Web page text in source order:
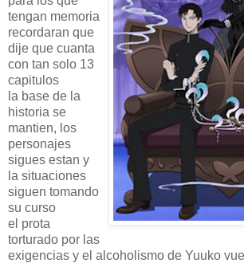
tengan memoria
recordaran que
dije que cuanta
con tan solo 13
capitulos
la base de la
historia se
mantien, los
personajes
sigues estan y
la situaciones
siguen tomando
su curso
el prota
torturado por las
exigencias y el alcoholismo de Yuuko